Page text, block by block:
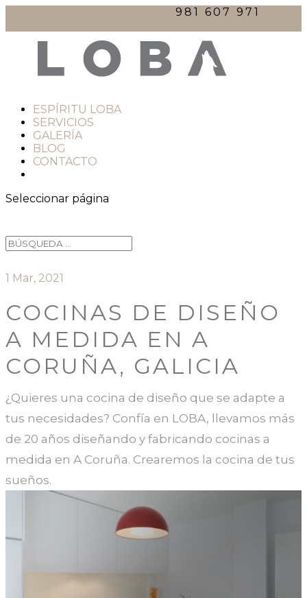
981 607 971
ESPÍRITU LOBA
SERVICIOS
GALERÍA
BLOG
CONTACTO
Seleccionar página
1 Mar, 2021
COCINAS DE DISEÑO
A MEDIDA EN A
CORUÑA, GALICIA
¿Quieres una cocina de diseño que se adapte a
tus necesidades? Confía en LOBA, llevamos más
de 20 años diseñando y fabricando cocinas a
medida en A Coruña. Crearemos la cocina de tus
sueños.